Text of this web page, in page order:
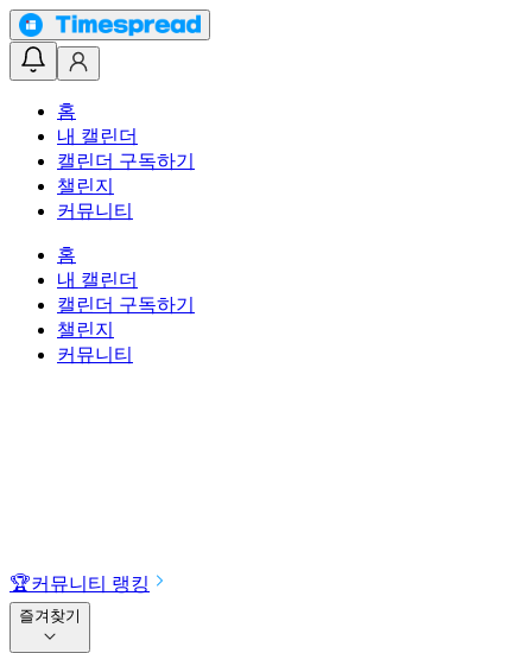
홈
내 캘린더
캘린더 구독하기
챌린지
커뮤니티
홈
내 캘린더
캘린더 구독하기
챌린지
커뮤니티
🏆커뮤니티 랭킹
즐겨찾기